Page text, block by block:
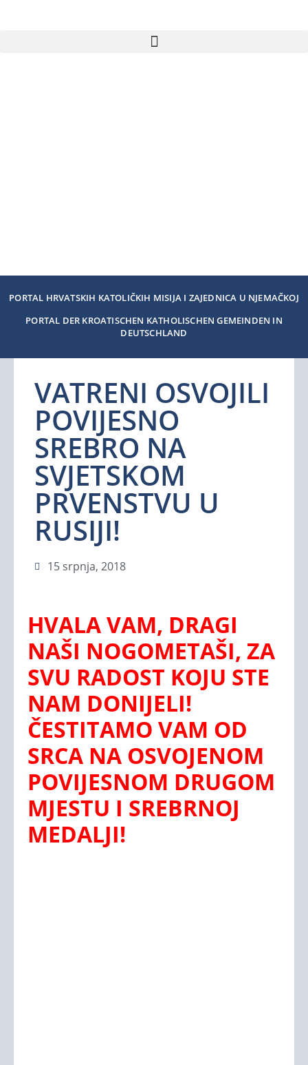
PORTAL HRVATSKIH KATOLIČKIH MISIJA I ZAJEDNICA U NJEMAČKOJ
PORTAL DER KROATISCHEN KATHOLISCHEN GEMEINDEN IN
DEUTSCHLAND
VATRENI OSVOJILI
POVIJESNO
SREBRO NA
SVJETSKOM
PRVENSTVU U
RUSIJI!
15 srpnja, 2018
HVALA VAM, DRAGI
NAŠI NOGOMETAŠI, ZA
SVU RADOST KOJU STE
NAM DONIJELI!
ČESTITAMO VAM OD
SRCA NA OSVOJENOM
POVIJESNOM DRUGOM
MJESTU I SREBRNOJ
MEDALJI!